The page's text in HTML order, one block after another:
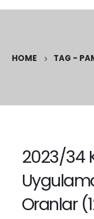
HOME TAG -
2023/34
Oranlar